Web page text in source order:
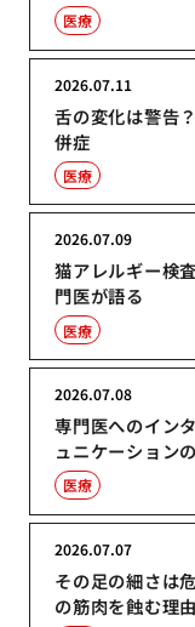
医療
舌の変化は警告
併症
2026.07.11
医療
猫アレルギー検
門医が語る
2026.07.09
医療
専門医へのイン
ュニケーション
2026.07.08
医療
その足の細さは
の筋肉を蝕む理由
2026.07.07